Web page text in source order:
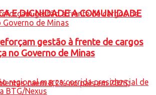
E DIGNIDADE A COMUNIDADE
gestão à frente de cargos
no Governo de Minas